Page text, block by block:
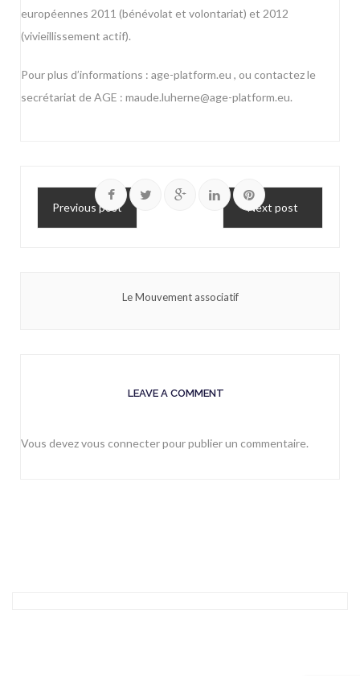
européennes 2011 (bénévolat et volontariat) et 2012
(vivieillissement actif).
Pour plus d’informations : age-platform.eu , ou contactez le
secrétariat de AGE : maude.luherne@age-platform.eu.
Previous post Next post
Le Mouvement associatif
LEAVE A COMMENT
Vous devezvous connecterpour publier un commentaire.